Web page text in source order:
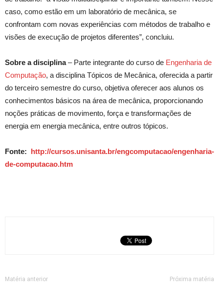
caso, como estão em um laboratório de mecânica, se
confrontam com novas experiências com métodos de trabalho e
visões de execução de projetos diferentes”, concluiu.
Sobre a disciplina– Parte integrante do curso de Engenharia de
Computação, a disciplina Tópicos de Mecânica, oferecida a partir
do terceiro semestre do curso, objetiva oferecer aos alunos os
conhecimentos básicos na área de mecânica, proporcionando
noções práticas de movimento, força e transformações de
energia em energia mecânica, entre outros tópicos.
Fonte: http://cursos.unisanta.br/engcomputacao/engenharia-
de-computacao.htm
Matéria anterior Próxima matéria